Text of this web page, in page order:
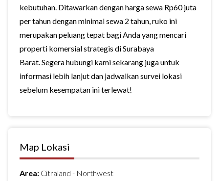
kebutuhan. Ditawarkan dengan harga sewa Rp60 juta
per tahun dengan minimal sewa 2 tahun, ruko ini
merupakan peluang tepat bagi Anda yang mencari
properti komersial strategis di Surabaya
Barat. Segera hubungi kami sekarang juga untuk
informasi lebih lanjut dan jadwalkan survei lokasi
sebelum kesempatan ini terlewat!
Map Lokasi
Area: Citraland - Northwest